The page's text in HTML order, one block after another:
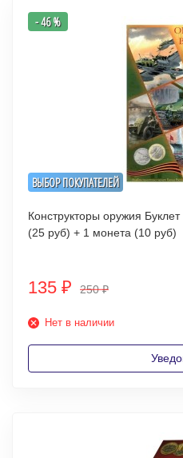
ВЫБОР ПОКУПАТЕЛЕЙ
- 46 %
Конструкторы оружия
(25 руб) + 1 монета (10 руб)
135 ₽ 250₽
Нет в наличии